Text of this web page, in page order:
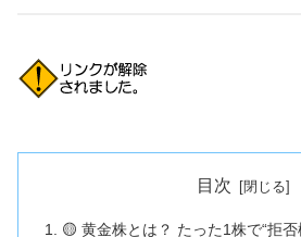
目次
🟡 黄金株とは？ たった1株で“拒